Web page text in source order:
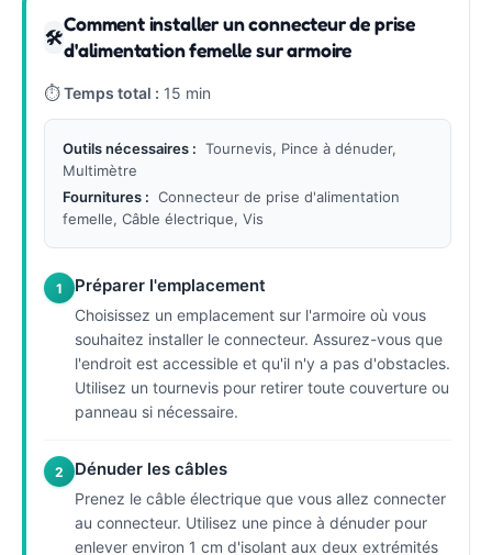
🛠
Comment installer un connecteur de prise
d'alimentation femelle sur armoire
⏱Temps total : 15 min
Outils nécessaires : Tournevis, Pince à dénuder,
Multimètre
Fournitures : Connecteur de prise d'alimentation
femelle, Câble électrique, Vis
1 Préparer l'emplacement
Choisissez un emplacement sur l'armoire où vous
souhaitez installer le connecteur. Assurez-vous que
l'endroit est accessible et qu'il n'y a pas d'obstacles.
Utilisez un tournevis pour retirer toute couverture ou
panneau si nécessaire.
2 Dénuder les câbles
Prenez le câble électrique que vous allez connecter
au connecteur. Utilisez une pince à dénuder pour
enlever environ 1 cm d'isolant aux deux extrémités